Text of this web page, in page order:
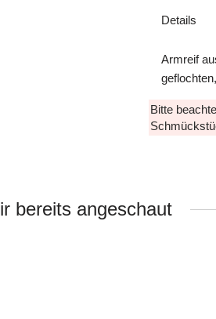
Details
Armreif
Bitte
bereits angeschaut